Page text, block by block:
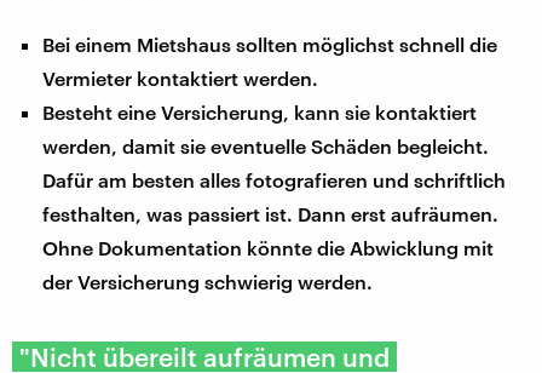
Bei einem Mietshaus sollten möglichst schnell die
Vermieter kontaktiert werden.
Besteht eine Versicherung, kann sie kontaktiert
werden, damit sie eventuelle Schäden begleicht.
Dafür am besten alles fotografieren und schriftlich
festhalten, was passiert ist. Dann erst aufräumen.
Ohne Dokumentation könnte die Abwicklung mit
der Versicherung schwierig werden.
"Nicht übereilt aufräumen und